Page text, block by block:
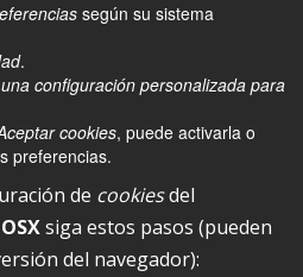
según su sistema
.
configuración personalizada para
cookies, puede activarla o
preferencias.
de cookiesdel
siga estos pasos (pueden
del navegador):